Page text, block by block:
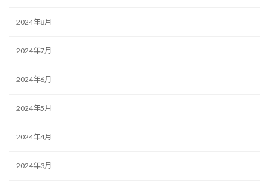
2024年8月
2024年7月
2024年6月
2024年5月
2024年4月
2024年3月